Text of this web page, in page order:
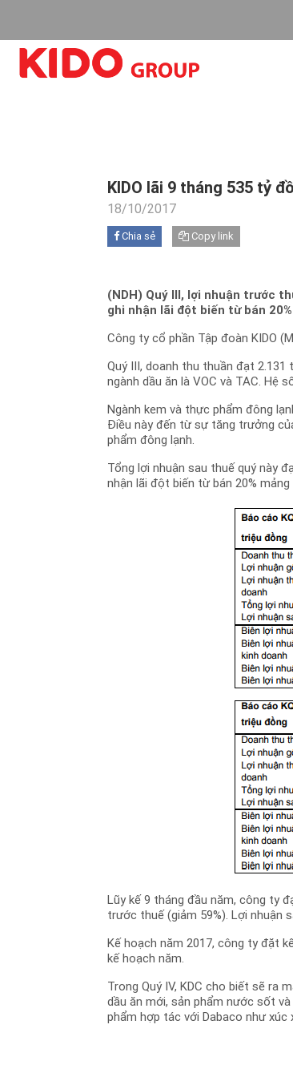
KIDO lãi 9 tháng 535 tỷ
18/10/2017
Chia sẻ Copy link
(NDH) Quý III, lợi nhuận trước
ghi nhận lãi đột biến từ bán
Công ty cổ phần Tập đoàn KIDO
Quý III, doanh thu thuần đạt
ngành dầu ăn là VOC và TAC. Hệ
Ngành kem và thực phẩm đông
Điều này đến từ sự tăng trưởng
phẩm đông lạnh.
Tổng lợi nhuận sau thuế quý này
nhận lãi đột biến từ bán 20%
Lũy kế 9 tháng đầu năm, công ty
trước thuế (giảm 59%). Lợi nhuận
Kế hoạch năm 2017, công ty đặt
kế hoạch năm.
Trong Quý IV, KDC cho biết sẽ ra
dầu ăn mới, sản phẩm nước sốt
phẩm hợp tác với Dabaco như